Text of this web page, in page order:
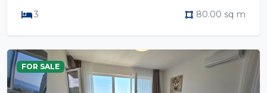
3 80.00 sq m
FOR SALE